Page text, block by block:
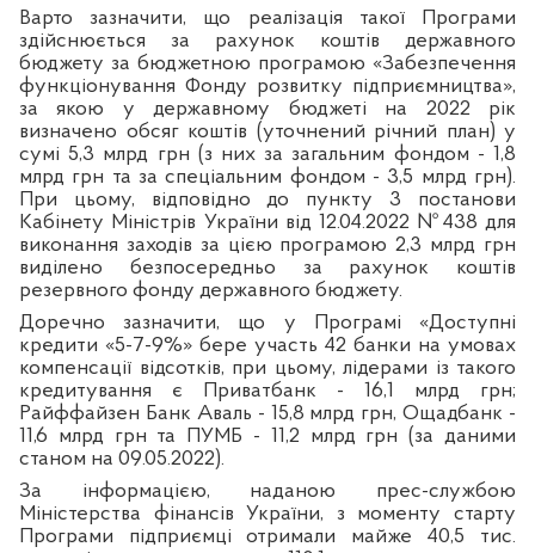
Варто зазначити, що реалізація такої Програми
здійснюється за рахунок коштів державного
бюджету за бюджетною програмою «Забезпечення
функціонування Фонду розвитку підприємництва»,
за якою у державному бюджеті на 2022 рік
визначено обсяг коштів (уточнений річний план) у
сумі 5,3 млрд грн (з них за загальним фондом - 1,8
млрд грн та за спеціальним фондом - 3,5 млрд грн).
При цьому, відповідно до пункту 3 постанови
Кабінету Міністрів України від 12.04.2022 №438 для
виконання заходів за цією програмою 2,3 млрд грн
виділено безпосередньо за рахунок коштів
резервного фонду державного бюджету.
Доречно зазначити, що у Програмі «Доступні
кредити «5-7-9%» бере участь 42 банки на умовах
компенсації відсотків, при цьому, лідерами із такого
кредитування є Приватбанк - 16,1 млрд грн;
Райффайзен Банк Аваль - 15,8 млрд грн, Ощадбанк -
11,6 млрд грн та ПУМБ - 11,2 млрд грн (за даними
станом на 09.05.2022).
За інформацією, наданою прес-службою
Міністерства фінансів України, з моменту старту
Програми підприємці отримали майже 40,5 тис.